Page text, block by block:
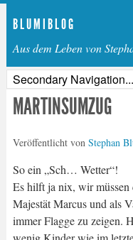
B L U M I B L O G
Aus dem Leben von
MARTINSUMZUG
Veröffentlicht von Stephan
So ein „Sch… Wetter“!
Es hilft ja nix, wir
Majestät Marcus und als
immer Flagge zu zeigen.